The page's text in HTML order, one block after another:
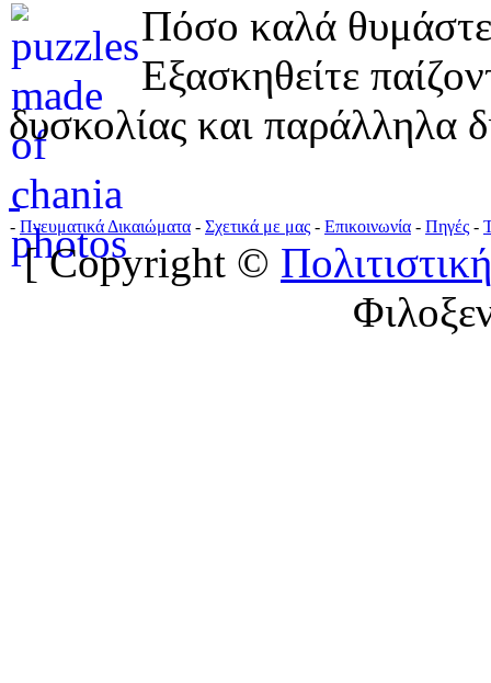
Πόσο καλά
Εξασκηθείτε
δυσκολίας και παράλληλα
- Πνευματικά Δικαιώματα - Σχετικά με μας - Επικοινωνία - Πηγές -
[ Copyright ©